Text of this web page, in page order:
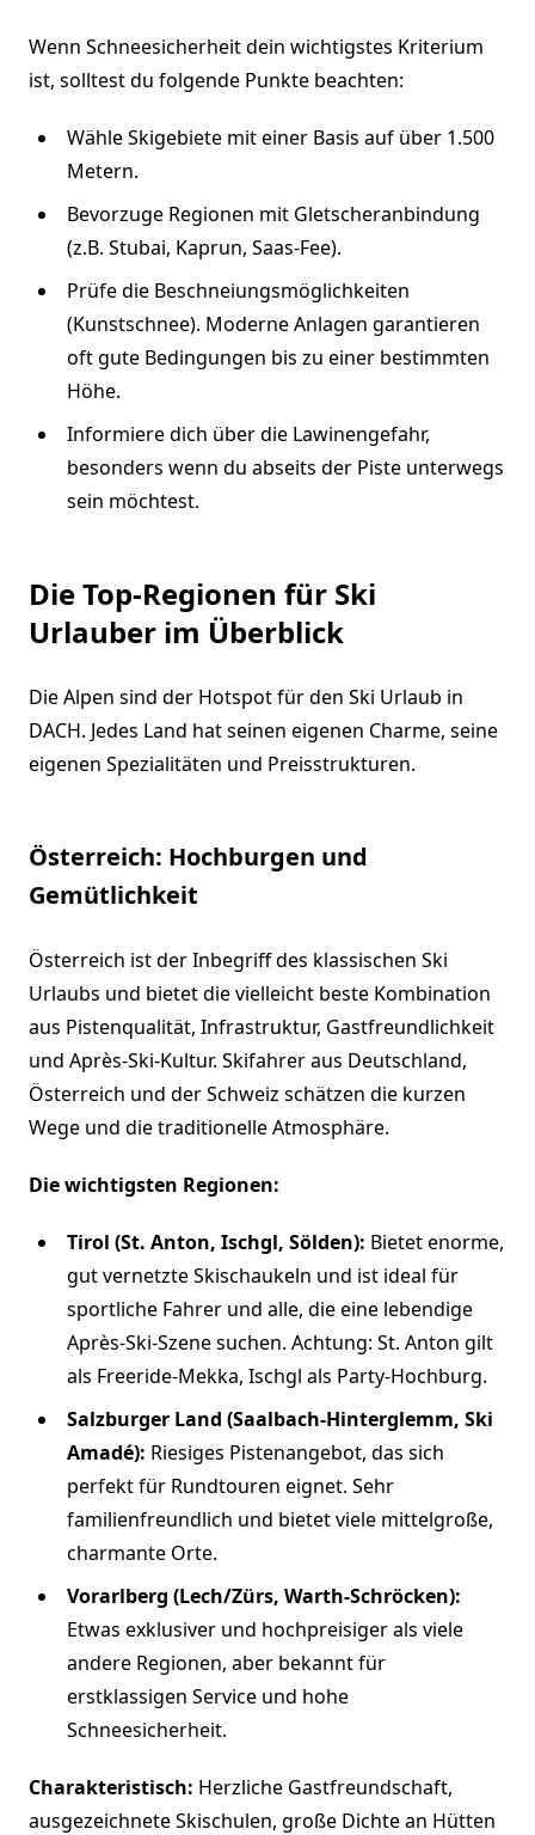
Wenn Schneesicherheit dein wichtigstes Kriterium
ist, solltest du folgende Punkte beachten:
Wähle Skigebiete mit einer Basis auf über 1.500
Metern.
Bevorzuge Regionen mit Gletscheranbindung
(z.B. Stubai, Kaprun, Saas-Fee).
Prüfe die Beschneiungsmöglichkeiten
(Kunstschnee). Moderne Anlagen garantieren
oft gute Bedingungen bis zu einer bestimmten
Höhe.
Informiere dich über die Lawinengefahr,
besonders wenn du abseits der Piste unterwegs
sein möchtest.
Die Top-Regionen für Ski
Urlauber im Überblick
Die Alpen sind der Hotspot für den Ski Urlaub in
DACH. Jedes Land hat seinen eigenen Charme, seine
eigenen Spezialitäten und Preisstrukturen.
Österreich: Hochburgen und
Gemütlichkeit
Österreich ist der Inbegriff des klassischen Ski
Urlaubs und bietet die vielleicht beste Kombination
aus Pistenqualität, Infrastruktur, Gastfreundlichkeit
und Après-Ski-Kultur. Skifahrer aus Deutschland,
Österreich und der Schweiz schätzen die kurzen
Wege und die traditionelle Atmosphäre.
Die wichtigsten Regionen:
Tirol (St. Anton, Ischgl, Sölden): Bietet enorme,
gut vernetzte Skischaukeln und ist ideal für
sportliche Fahrer und alle, die eine lebendige
Après-Ski-Szene suchen. Achtung: St. Anton gilt
als Freeride-Mekka, Ischgl als Party-Hochburg.
Salzburger Land (Saalbach-Hinterglemm, Ski
Amadé): Riesiges Pistenangebot, das sich
perfekt für Rundtouren eignet. Sehr
familienfreundlich und bietet viele mittelgroße,
charmante Orte.
Vorarlberg (Lech/Zürs, Warth-Schröcken):
Etwas exklusiver und hochpreisiger als viele
andere Regionen, aber bekannt für
erstklassigen Service und hohe
Schneesicherheit.
Charakteristisch: Herzliche Gastfreundschaft,
ausgezeichnete Skischulen, große Dichte an Hütten